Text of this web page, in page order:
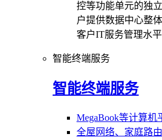
控等功能单元的独
户提供数据中心整
客户IT服务管理水平
智能终端服务
智能终端服务
MegaBook等计算机
全屋网络、家庭路